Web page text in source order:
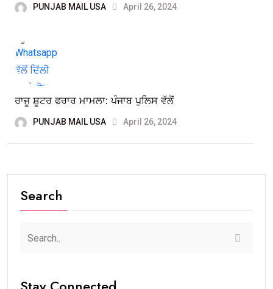
PUNJAB MAIL USA April 26, 2024
ਰਾਜੂ ਸ਼ੂਟਰ ਫਰਾਰ ਮਾਮਲਾ: ਪੰਜਾਬ ਪੁਲਿਸ ਵੱਲੋਂ
PUNJAB MAIL USA April 26, 2024
Search